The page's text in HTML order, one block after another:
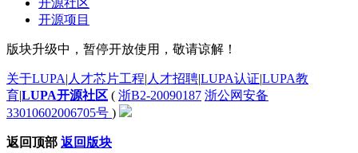
开源社区
开源项目
版块升级中，暂停开放使用，敬请谅解！
关于LUPA| 人才芯片工程| 人才招聘|LUPA认证|LUPA教
育|LUPA开源社区 ( 浙B2-20090187 浙公网安备
33010602006705号 )
返回顶部 返回版块